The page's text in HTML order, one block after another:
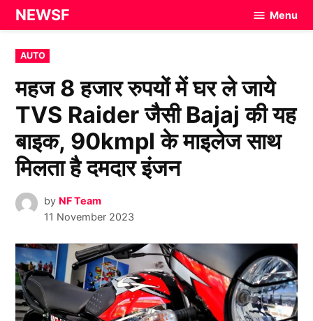
Skip
to
content
NEWSF Menu
POSTED
IN
AUTO
महज 8 हजार रुपयों में घर ले जाये
TVS Raider जैसी Bajaj की यह
बाइक, 90kmpl के माइलेज साथ
मिलता है दमदार इंजन
by NF Team
11 November 2023